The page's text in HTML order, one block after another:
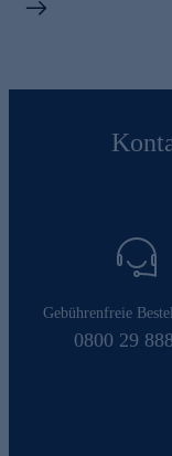
Gebührenfreie
0800 29